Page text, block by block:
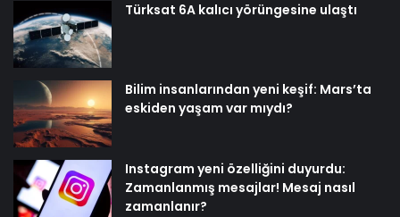
Türksat 6A kalıcı yörüngesine ulaştı
Bilim insanlarından yeni keşif: Mars’ta
eskiden yaşam var mıydı?
Instagram yeni özelliğini duyurdu:
Zamanlanmış mesajlar! Mesaj nasıl
zamanlanır?